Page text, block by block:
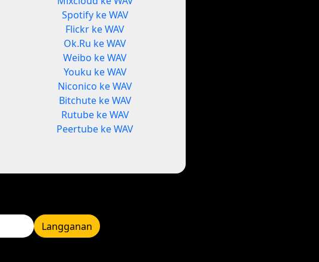
Spotify ke WAV
Flickr ke WAV
Ok.Ru ke WAV
Weibo ke WAV
Youku ke WAV
Niconico ke WAV
Bitchute ke WAV
Rutube ke WAV
Peertube ke WAV
Langganan